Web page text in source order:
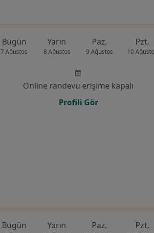
Bugün
7 Ağustos
Yarın
8 Ağustos
Paz,
9 Ağustos
Pzt,
10
Online randevu erişime kapalı
Profili Gör
Bugün Yarın Paz, Pzt,